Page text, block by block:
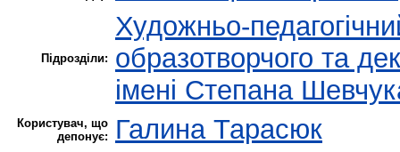
Підрозділи:
Художньо-
образотворчого та
імені Степана
Користувач, що
депонує:
Галина Тарасюк